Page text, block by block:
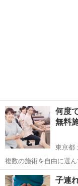
何度
無料
東京都
複数の施術を自由に選んで受け
か。 趣味からやってみようか。 期待と同時に湧いて
るために、 整体や周辺
東京 北区 カイ
子連